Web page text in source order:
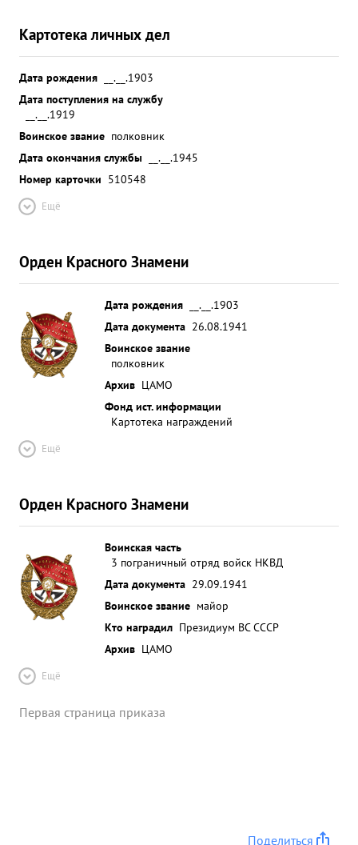
Картотека личных дел
Дата рождения
__.__.1903
Дата поступления на службу
__.__.1919
Воинское звание полковник
Дата окончания службы
__.__.1945
Номер карточки 510548
Ещё
Орден Красного Знамени
Дата рождения
__.__.1903
Дата документа 26.08.1941
Воинское звание
полковник
Архив ЦАМО
Фонд ист. информации
Картотека награждений
Ещё
Орден Красного Знамени
Воинская часть
3 пограничный отряд войск НКВД
Дата документа 29.09.1941
Воинское звание майор
Кто наградил Президиум ВС СССР
Архив ЦАМО
Ещё
Первая страница приказа
Поделиться